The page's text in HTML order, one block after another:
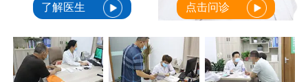
了解医生 点击问诊